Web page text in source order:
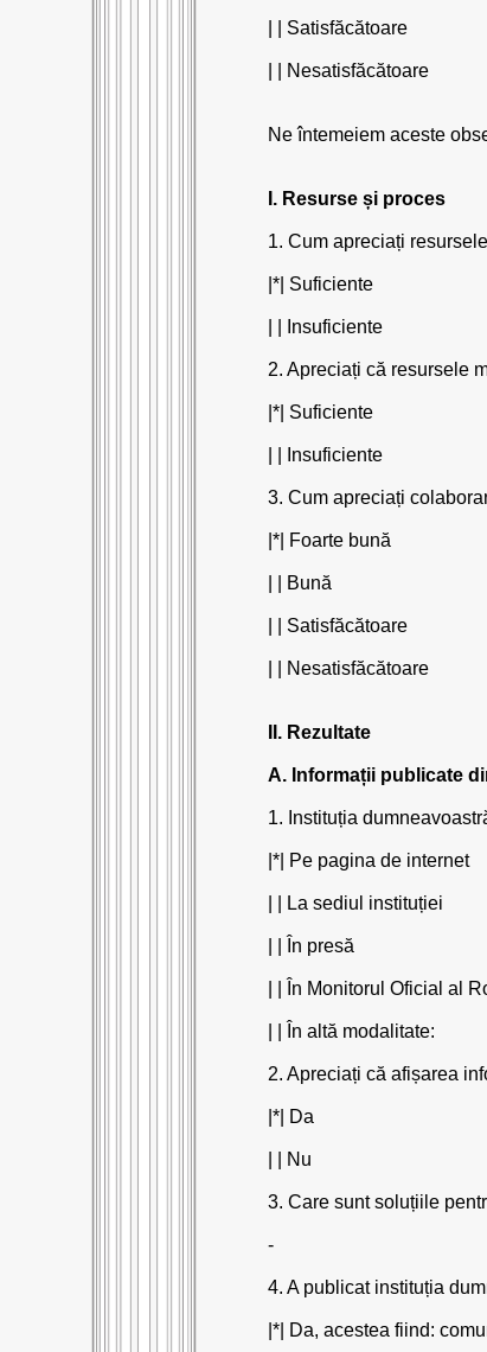
| | Satisfăcătoare
| | Nesatisfăcătoare
Ne întemeiem aceste
I. Resurse și proces
1. Cum apreciați
|*| Suficiente
| | Insuficiente
2. Apreciați că resursele
|*| Suficiente
| | Insuficiente
3. Cum apreciați
|*| Foarte bună
| | Bună
| | Satisfăcătoare
| | Nesatisfăcătoare
II. Rezultate
A. Informații publicate
1. Instituția
|*| Pe pagina de internet
| | La sediul instituției
| | În presă
| | În Monitorul Oficial al
| | În altă modalitate:
2. Apreciați că afișarea
|*| Da
| | Nu
3. Care sunt soluțiile
-
4. A publicat instituția
|*| Da, acestea fiind: